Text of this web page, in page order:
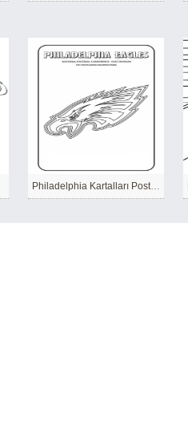
Philadelphia Kartalları Posteri